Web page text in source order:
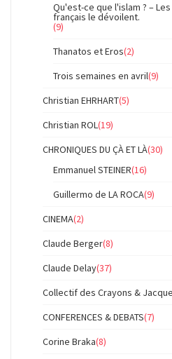
Qu'est-ce que l'islam ? –
français le dévoilent.
(9)
Thanatos et Eros(2)
Trois semaines en avril(9)
Christian EHRHART(5)
Christian ROL(19)
CHRONIQUES DU ÇÀ ET LÀ(30)
Emmanuel STEINER(16)
Guillermo de LA ROCA(9)
CINEMA(2)
Claude Berger(8)
Claude Delay(37)
Collectif des Crayons &
CONFERENCES & DEBATS(7)
Corine Braka(8)